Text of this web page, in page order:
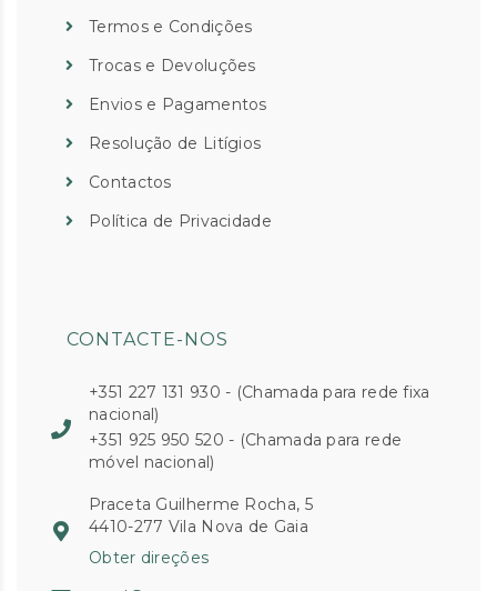
Termos e Condições
Trocas e Devoluções
Envios e Pagamentos
Resolução de Litígios
Contactos
Política de Privacidade
CONTACTE-NOS
+351 227 131 930 - (Chamada para rede fixa
nacional)
+351 925 950 520 - (Chamada para rede
móvel nacional)
Praceta Guilherme Rocha, 5
4410-277 Vila Nova de Gaia
Obter direções